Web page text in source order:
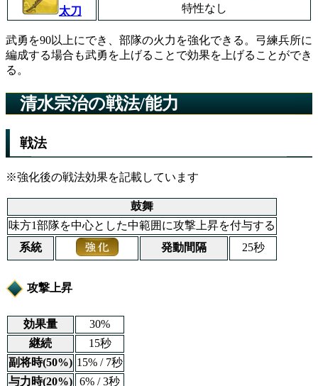
太刀
特性なし
武勇を90以上にでき、部隊の火力を強化できる。弓練兵所に
編成する場合も武勇を上げることで効果を上げることができ
る。
清水宗治の戦法/能力
戦法
※強化後の戦法効果を記載しています
鼓舞
味方1部隊を中心とした中範囲に攻撃上昇を付与する
系統
発動間隔 25秒
攻撃上昇
効果量
30%
継続
15秒
副将時(50%) 15% / 7秒
与力時(20%) 6% / 3秒